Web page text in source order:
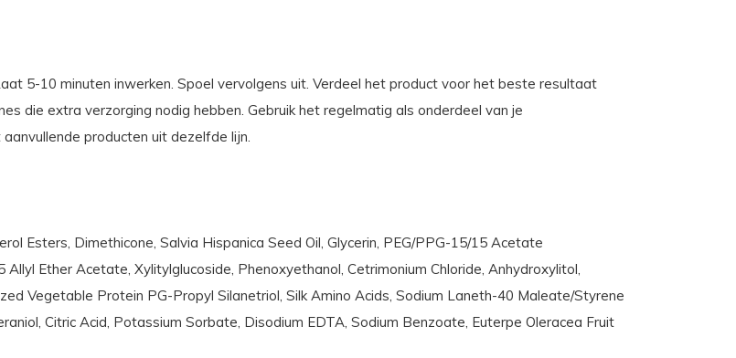
5-10 minuten inwerken. Spoel vervolgens uit. Verdeel het product voor het beste resultaat
die extra verzorging nodig hebben. Gebruik het regelmatig als onderdeel van je
producten uit dezelfde lijn.
Esters, Dimethicone, Salvia Hispanica Seed Oil, Glycerin, PEG/PPG-15/15 Acetate
Ether Acetate, Xylitylglucoside, Phenoxyethanol, Cetrimonium Chloride, Anhydroxylitol,
Vegetable Protein PG-Propyl Silanetriol, Silk Amino Acids, Sodium Laneth-40 Maleate/Styrene
Citric Acid, Potassium Sorbate, Disodium EDTA, Sodium Benzoate, Euterpe Oleracea Fruit